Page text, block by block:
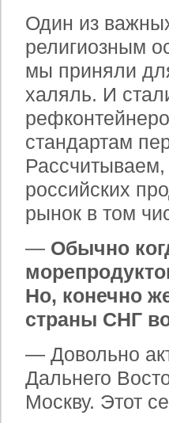
Один из
религиозным
мы приняли
халяль. И
стандартам
российских
рынок в том
— Обычно
Но, конечно
страны СНГ
— Довольно
Дальнего
Москву. Этот